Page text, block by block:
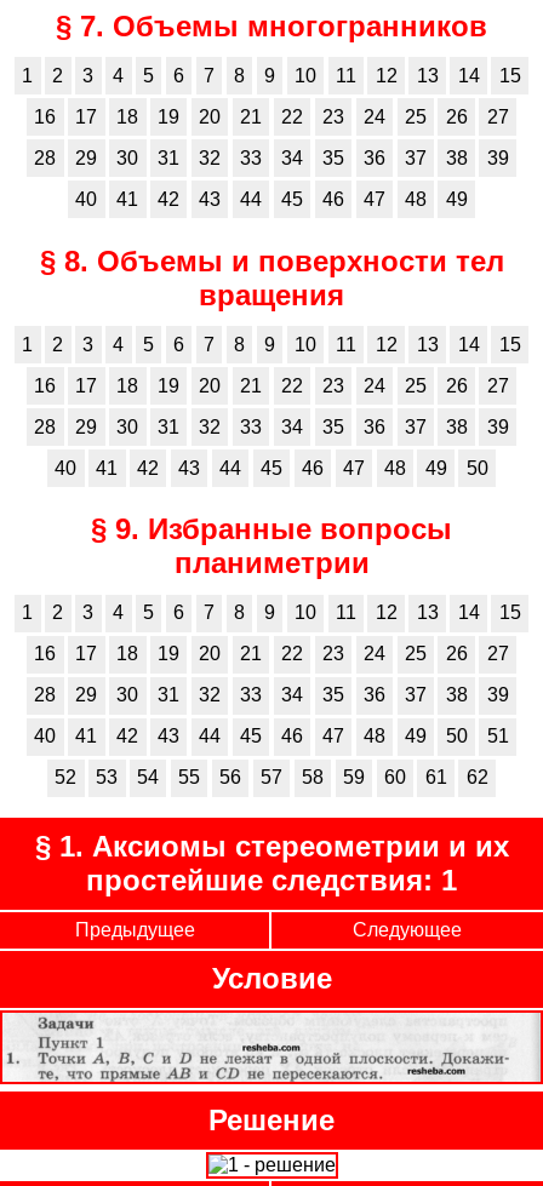
§ 7. Объемы многогранников
1 2 3 4 5 6 7 8 9 10 11 12 13 14
15
16
17 18 19 20 21 22 23 24 25 26
27
28
29 30 31 32 33 34 35 36 37 38
39
40
41 42 43 44 45 46 47 48 49
§ 8. Объемы и поверхности тел
вращения
1 2 3 4 5 6 7 8 9 10 11 12 13 14
15
16
17 18 19 20 21 22 23 24 25 26
27
28
29 30 31 32 33 34 35 36 37 38
39
40
41 42 43 44 45 46 47 48 49 50
§ 9. Избранные вопросы
планиметрии
1 2 3 4 5 6 7 8 9 10 11 12 13 14
15
16
17 18 19 20 21 22 23 24 25 26
27
28
29 30 31 32 33 34 35 36 37 38
39
40
41 42 43 44 45 46 47 48 49 50
51
52
53 54 55 56 57 58 59 60 61 62
§ 1. Аксиомы стереометрии и их
простейшие следствия: 1
Предыдущее Следующее
Условие
Решение